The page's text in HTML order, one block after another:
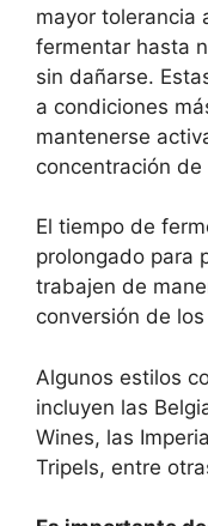
mayor tolerancia
fermentar hasta
sin dañarse.
a condiciones
mantenerse
concentración de
El tiempo de
prolongado para
trabajen de
conversión de
Algunos estilos
incluyen las
Wines, las
Tripels, entre